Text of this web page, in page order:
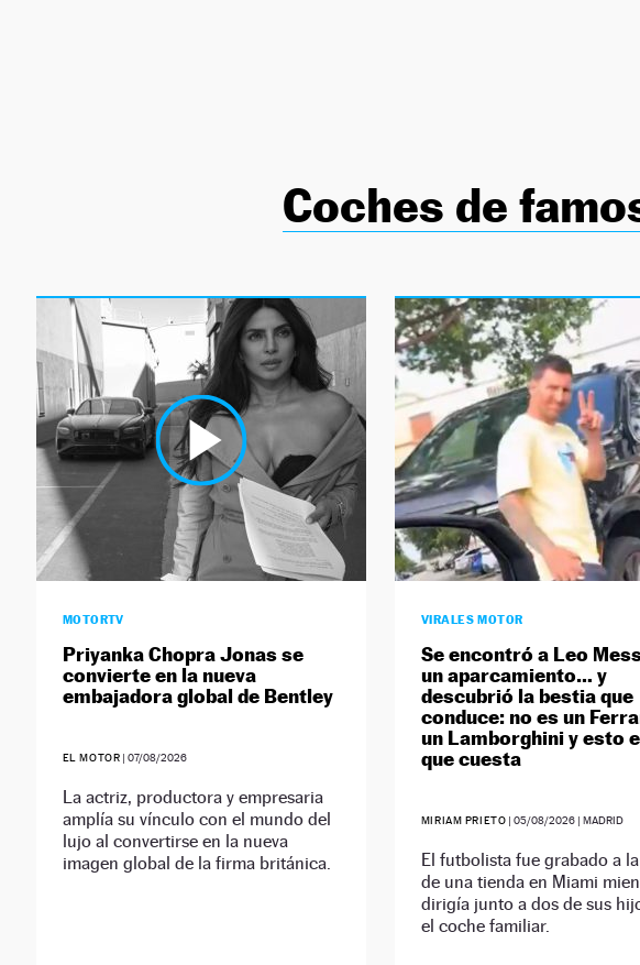
Coches de
MOTORTV
Priyanka Chopra Jonas se
convierte en la nueva
embajadora global de Bentley
EL MOTOR |07/08/2026
La actriz, productora y empresaria
amplía su vínculo con el mundo del
lujo al convertirse en la nueva
imagen global de la firma británica.
VIRALES MOTOR
Se encontró a Leo
un aparcamiento… y
descubrió la bestia que
conduce: no es un
un Lamborghini y esto
que cuesta
MIRIAM PRIETO |05/08/2026 | MADRID
El futbolista fue grabado a
de una tienda en Miami
dirigía junto a dos de sus
el coche familiar.